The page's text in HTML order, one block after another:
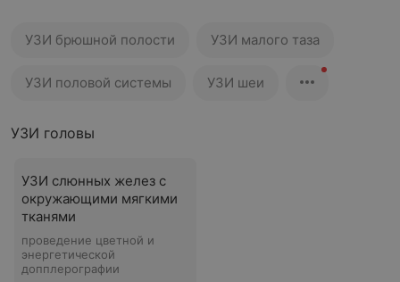
УЗИ брюшной полости УЗИ малого таза
УЗИ половой системы УЗИ шеи
УЗИ головы
УЗИ слюнных желез с
окружающими мягкими
тканями
проведение цветной и
энергетической
допплерографии